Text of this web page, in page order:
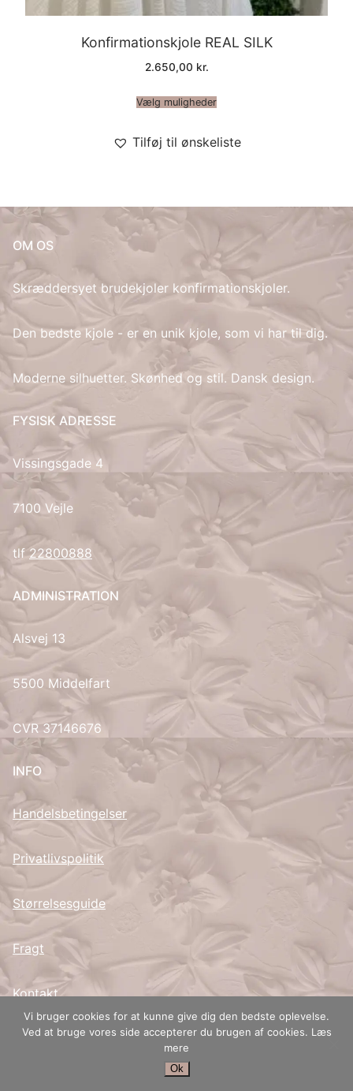
Konfirmationskjole REAL SILK
2.650,00 kr.
Vælg muligheder
Tilføj til ønskeliste
OM OS
Skræddersyet brudekjoler konfirmationskjoler.
Den bedste kjole - er en unik kjole, som vi har til dig.
Moderne silhuetter. Skønhed og stil. Dansk design.
FYSISK ADRESSE
Vissingsgade 4
7100 Vejle
tlf22800888
ADMINISTRATION
Alsvej 13
5500 Middelfart
CVR 37146676
INFO
Handelsbetingelser
Privatlivspolitik
Størrelsesguide
Fragt
Kontakt
Copyright © 2015 – 2026 Angelina Design Studio
Vi bruger cookies for at kunne give dig den bedste oplevelse.
Ved at bruge vores side accepterer du brugen af cookies. Læs
mere
Ok